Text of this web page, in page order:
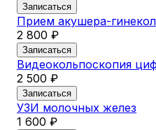
Записаться
Прием акушера-
2 800 ₽
Записаться
Видеокольпоскопия
2 500 ₽
Записаться
УЗИ молочных желез
1 600 ₽